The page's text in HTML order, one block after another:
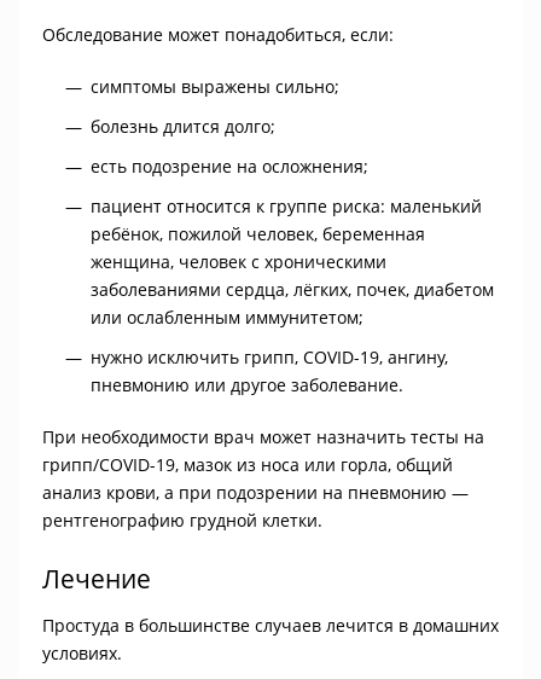
Обследование может понадобиться, если:
симптомы выражены сильно;
болезнь длится долго;
есть подозрение на осложнения;
пациент относится к группе риска: маленький
ребёнок, пожилой человек, беременная
женщина, человек с хроническими
заболеваниями сердца, лёгких, почек, диабетом
или ослабленным иммунитетом;
нужно исключить грипп, COVID-19, ангину,
пневмонию или другое заболевание.
При необходимости врач может назначить тесты на
грипп/COVID-19, мазок из носа или горла, общий
анализ крови, а при подозрении на пневмонию —
рентгенографию грудной клетки.
Лечение
Простуда в большинстве случаев лечится в домашних
условиях.